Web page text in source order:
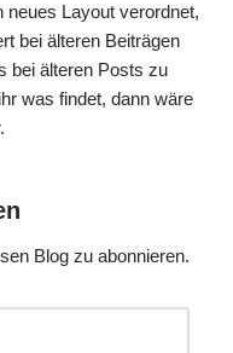
neues Layout verordnet,
bei älteren Beiträgen
bei älteren Posts zu
was findet, dann wäre
Blog zu abonnieren.